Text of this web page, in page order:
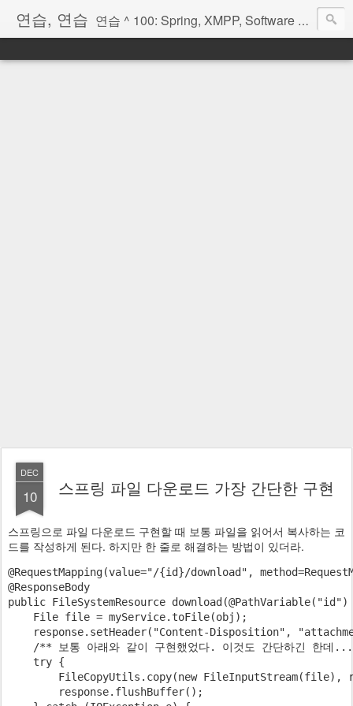
연습, 연습 연습 ^ 100: Spring, XMPP, Software Architecture, OSGi, Scala, Erlang
DEC
10 스프링 파일 다운로드 가장 간단한 구현
스프링으로 파일 다운로드 구현할 때 보통 파일을 읽어서 복사하는 코
드를 작성하게 된다. 하지만 한 줄로 해결하는 방법이 있더라.
@RequestMapping(value="/{id}/download",
@ResponseBody
public FileSystemResource
    File file = myService.toFile(obj);
response.setHeader("Content-Disposition",
    /** 보통 아래와 같이 구현했었다. 이것도 간단하긴 한데...
    try {
FileCopyUtils.copy(new FileInputStream(file),
        response.flushBuffer();